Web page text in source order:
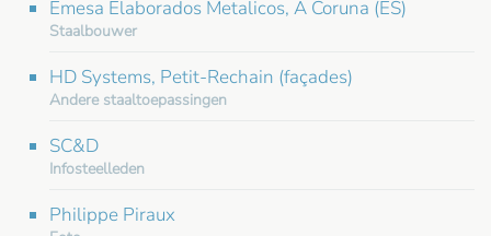
Emesa Elaborados Metalicos, A Coruna (ES)
Staalbouwer
HD Systems, Petit-Rechain (façades)
Andere staaltoepassingen
SC&D
Infosteelleden
Philippe Piraux